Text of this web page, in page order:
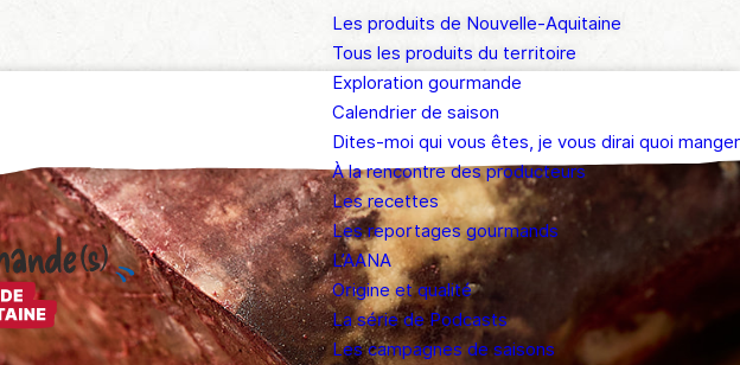
barre
barre
barre
Les produits de Nouvelle-Aquitaine
Tous les produits du territoire
Exploration gourmande
Calendrier de saison
Dites-moi qui vous êtes, je vous dirai quoi manger
À la rencontre des producteurs
Les recettes
Les reportages gourmands
L’AANA
Origine et qualité
La série de Podcasts
Les campagnes de saisons